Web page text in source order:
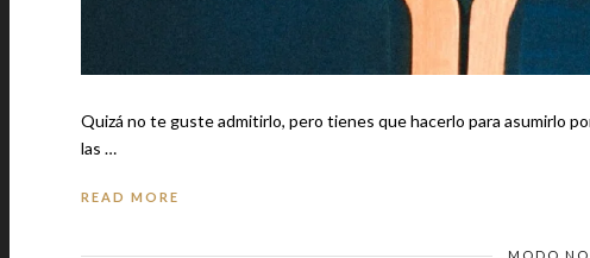
Quizá no te guste admitirlo, pero tienes que hacerlo para asumirlo
las …
READ MORE